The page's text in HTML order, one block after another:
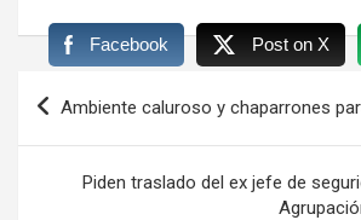
Facebook Post on X
Navegación
Ambiente caluroso y chaparrones
Piden traslado del ex jefe de